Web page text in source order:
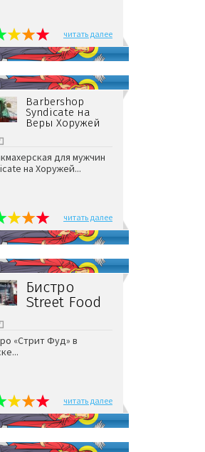
читать далее
Barbershop
Syndicate на
Веры Хоружей
для мужчин
на Хоружей...
читать далее
Бистро
Street Food
«Стрит Фуд» в
читать далее